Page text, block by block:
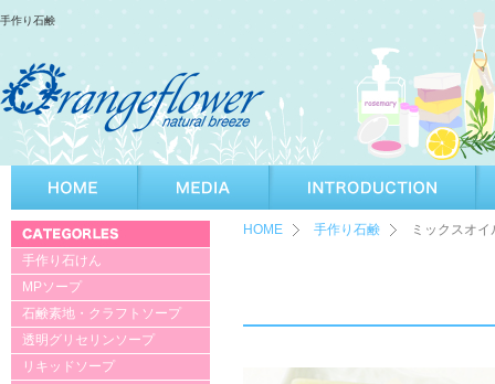
手作り石鹸
手作り石けん
MPソープ
石鹸素地・クラフトソープ
透明グリセリンソープ
リキッドソープ
HOME 手作り石鹸 ミックスオ